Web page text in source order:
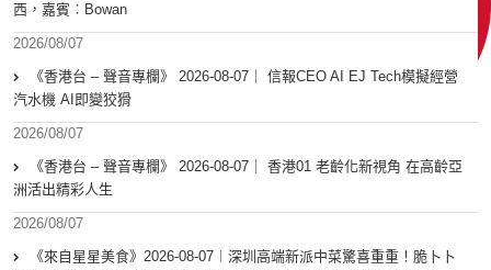
西，嘉賓︰Bowan
2026/08/07
《香港台 – 聲音專欄》 2026-08-07｜ 信報CEO AI EJ Tech模擬經營
汽水機 AI即變狡猾
2026/08/07
《香港台 – 聲音專欄》 2026-08-07｜ 香港01 老齡化新視角 在高齡亞
洲活出精彩人生
2026/08/07
《來自星星美食》2026-08-07︱深圳高端新派中菜驚喜重重！脆卜卜